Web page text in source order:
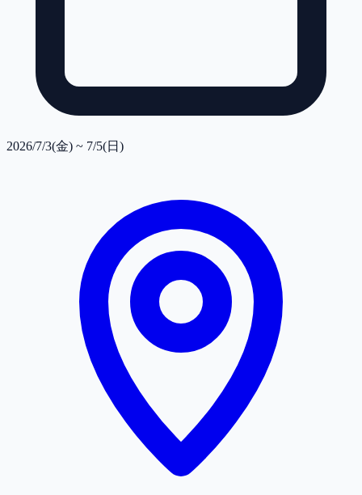
2026/7/3(金) ~ 7/5(日)